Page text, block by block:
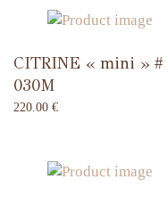
CITRINE « mini » #
030M
220.00 €